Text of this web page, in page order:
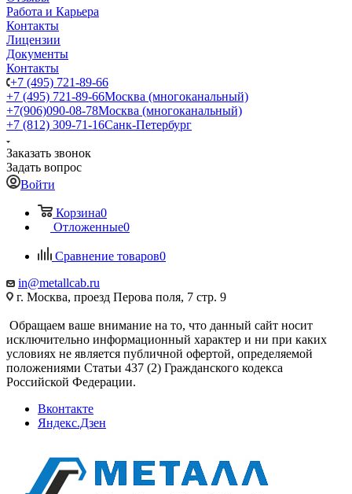
Работа и Карьера
Контакты
Лицензии
Документы
Контакты
+7 (495) 721-89-66
+7 (495) 721-89-66Москва (многоканальный)
+7(906)090-08-78Москва (многоканальный)
+7 (812) 309-71-16Санк-Петербург
Заказать звонок
Задать вопрос
Войти
Корзина0
Отложенные0
Сравнение товаров0
in@metallcab.ru
г. Москва, проезд Перова поля, 7 стр. 9
Обращаем ваше внимание на то, что данный сайт носит
исключительно информационный характер и ни при каких
условиях не является публичной офертой, определяемой
положениями Статьи 437 (2) Гражданского кодекса
Российской Федерации.
Вконтакте
Яндекс.Дзен